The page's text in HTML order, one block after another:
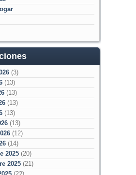
(3)
(13)
(13)
(13)
(13)
(13)
(12)
(14)
2025(20)
2025(21)